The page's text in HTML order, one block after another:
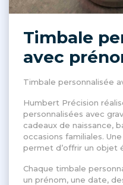
Timbale
avec
Timbale personnalisée
Humbert Précision
personnalisées avec
cadeaux de naissance,
occasions familiales.
permet d’offrir un objet
Chaque timbale
un prénom, une date,